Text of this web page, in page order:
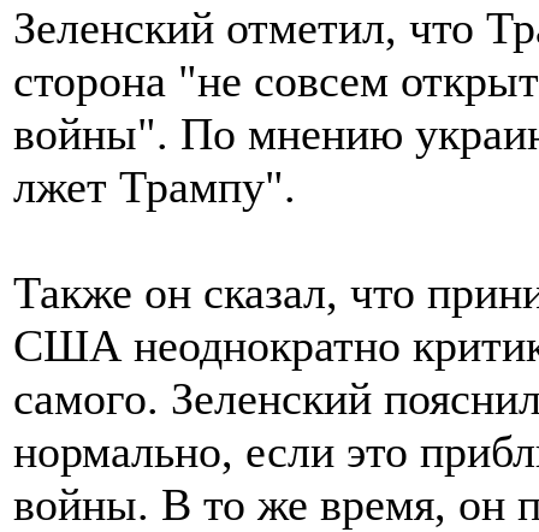
Зеленский отметил, что
сторона "не совсем
войны". По мнению
лжет Трампу".
Также он сказал, что
США неоднократно
самого. Зеленский
нормально, если это
войны. В то же время, он